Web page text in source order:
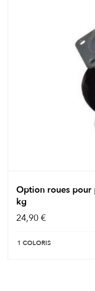
Option roues pour
kg
24,90 €
1 COLORIS